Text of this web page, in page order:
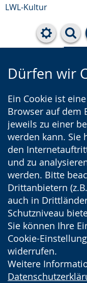
LWL-Kultur
Dürfen wir
Ein Cookie ist
Browser auf dem
jeweils zu einer
werden kann. Sie
den
und zu
werden. Bitte
Drittanbietern
auch in
Schutzniveau
Sie können Ihre
Cookie-
widerrufen.
Weitere